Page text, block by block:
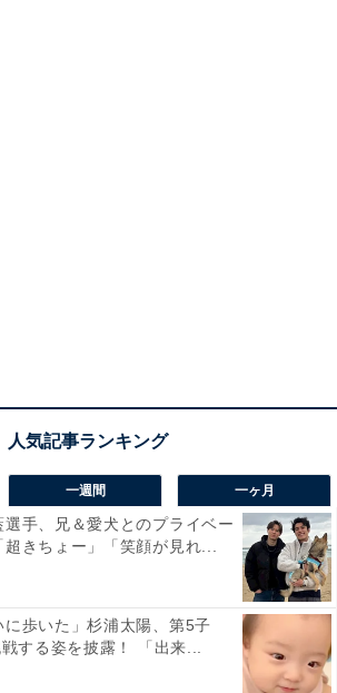
一週間 一ヶ月
手、兄＆愛犬とのプライベー
超きちょー」「笑顔が見れ...
に歩いた」杉浦太陽、第5子
戦する姿を披露！ 「出来...